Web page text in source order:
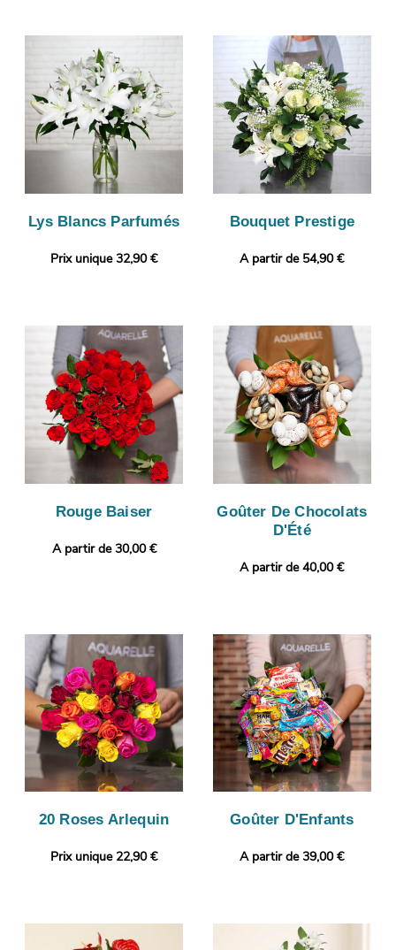
Lys Blancs Parfumés
Prix unique 32,90 €
Bouquet Prestige
A partir de 54,90 €
Rouge Baiser
A partir de 30,00 €
Goûter De Chocolats
D'Été
A partir de 40,00 €
20 Roses Arlequin
Prix unique 22,90 €
Goûter D'Enfants
A partir de 39,00 €